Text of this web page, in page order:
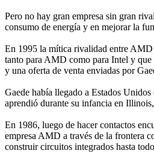
Pero no hay gran empresa sin gran
consumo de energía y en mejorar la
En 1995 la mítica rivalidad entre AMD
tanto para AMD como para Intel y
y una oferta de venta enviadas por
Gaede había llegado a Estados
aprendió durante su infancia en
En 1986, luego de hacer contactos
empresa AMD a través de la frontera
construir circuitos integrados hasta